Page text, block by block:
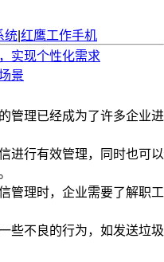
统 红鹰工作手机
实现个性化需求
景
管理已经成为了许多企业进
进行有效管理，同时也可以
管理时，企业需要了解职工
些不良的行为，如发送垃圾